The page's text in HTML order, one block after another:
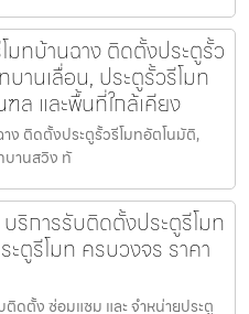
มทบ้านฉาง ติดตั้งประตูรั้ว
านเลื่อน, ประตูรั้วรีโมท
ล และพื้นที่ใกล้เคียง
ง ติดตั้งประตูรั้วรีโมทอัตโนมัติ,
บานสวิง ทั
ริการรับติดตั้งประตูรีโมท
ตูรีโมท ครบวงจร ราคา
ดตั้ง ซ่อมแซม และ จำหน่ายประตู